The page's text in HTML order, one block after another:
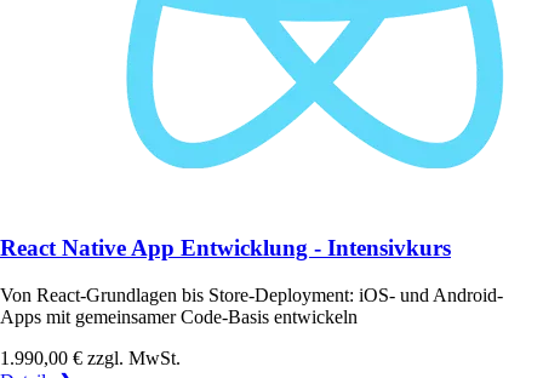
React Native App Entwicklung - Intensivkurs
Von React-Grundlagen bis Store-Deployment: iOS- und Android-
Apps mit gemeinsamer Code-Basis entwickeln
1.990,00 € zzgl. MwSt.